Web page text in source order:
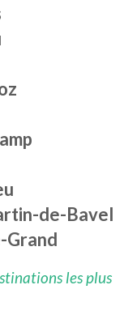
de-Bavel
Grand
les plus